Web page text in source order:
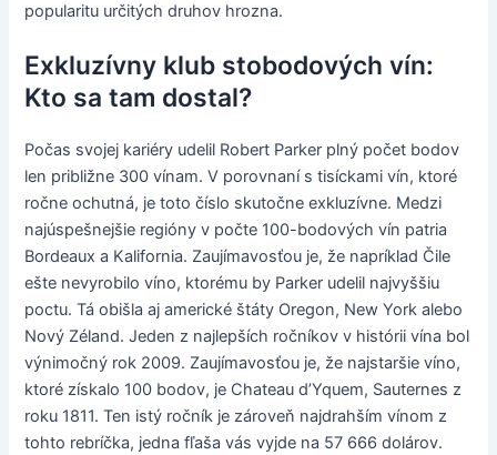
popularitu určitých druhov hrozna.
Exkluzívny klub stobodových vín:
Kto sa tam dostal?
Počas svojej kariéry udelil Robert Parker plný počet bodov
len približne 300 vínam. V porovnaní s tisíckami vín, ktoré
ročne ochutná, je toto číslo skutočne exkluzívne. Medzi
najúspešnejšie regióny v počte 100-bodových vín patria
Bordeaux a Kalifornia. Zaujímavosťou je, že napríklad Čile
ešte nevyrobilo víno, ktorému by Parker udelil najvyššiu
poctu. Tá obišla aj americké štáty Oregon, New York alebo
Nový Zéland. Jeden z najlepších ročníkov v histórii vína bol
výnimočný rok 2009. Zaujímavosťou je, že najstaršie víno,
ktoré získalo 100 bodov, je Chateau d’Yquem, Sauternes z
roku 1811. Ten istý ročník je zároveň najdrahším vínom z
tohto rebríčka, jedna fľaša vás vyjde na 57 666 dolárov.